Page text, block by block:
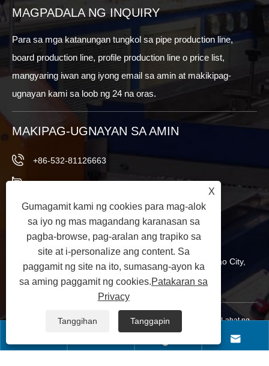
MAGPADALA NG INQUIRY
Para sa mga katanungan tungkol sa pipe production line,
board production line, profile production line o price list,
mangyaring iwan ang iyong email sa amin at makikipag-
ugnayan kami sa loob ng 24 na oras.
MAKIPAG-UGNAYAN SA AMIN
+86-532-81126663
+86-532-81126661
info@worldextruder.com
Nuozhuang, Sanlihe Office, Jiaozhou City, Qingdao City,
Shandong Province, China
Copyright © 2024 Qingdao Longchangjie Machinery Co., Ltd. Lahat ng
Patakaran sa

X
Gumagamit kami ng cookies para mag-alok
sa iyo ng mas magandang karanasan sa
pagba-browse, pag-aralan ang trapiko sa
site at i-personalize ang content. Sa
paggamit ng site na ito, sumasang-ayon ka
sa aming paggamit ng cookies.Patakaran sa
Privacy
Tanggihan Tanggapin